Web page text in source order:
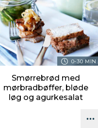
0-30 MIN.
Smørrebrød med
mørbradbøffer, bløde
løg og agurkesalat